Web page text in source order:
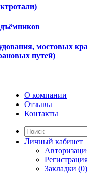
мостовых
путей)
О компании
Отзывы
Контакты
Личный кабинет
Закладки (0)